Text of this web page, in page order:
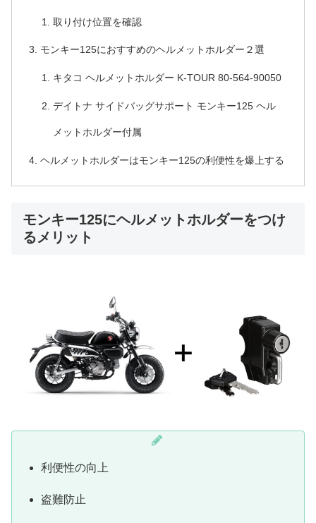
取り付け位置を確認
モンキー125におすすめのヘルメットホルダー２選
キタコ ヘルメットホルダー K-TOUR 80-564-90050
デイトナ サイドバッグサポート モンキー125 ヘル
メットホルダー付属
ヘルメットホルダーはモンキー125の利便性を爆上する
モンキー125にヘルメットホルダーをつけ
るメリット
利便性の向上
盗難防止